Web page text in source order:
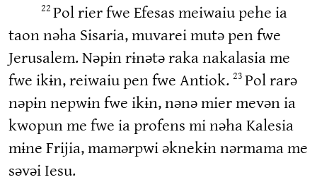
22 Pol rier fwe Efesas meiwaiu pehe ia
taon nəha Sisaria, muvarei mutə pen fwe
Jerusalem. Nəpɨn rɨnətə raka nakalasia me
fwe ikɨn, reiwaiu pen fwe Antiok. 23 Pol rarə
nəpɨn nepwɨn fwe ikɨn, nənə mier mevən ia
kwopun me fwe ia profens mi nəha Kalesia
mɨne Frijia, mamərpwi əknekɨn nərmama me
səvəi Iesu.